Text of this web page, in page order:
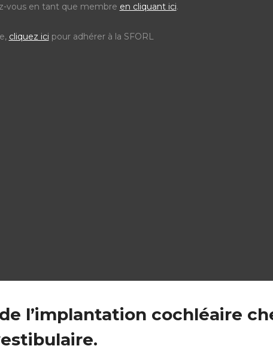
vous en tant que membre en cliquant ici.
cliquez ici pour adhérer à la SFORL
l’implantation cochléaire